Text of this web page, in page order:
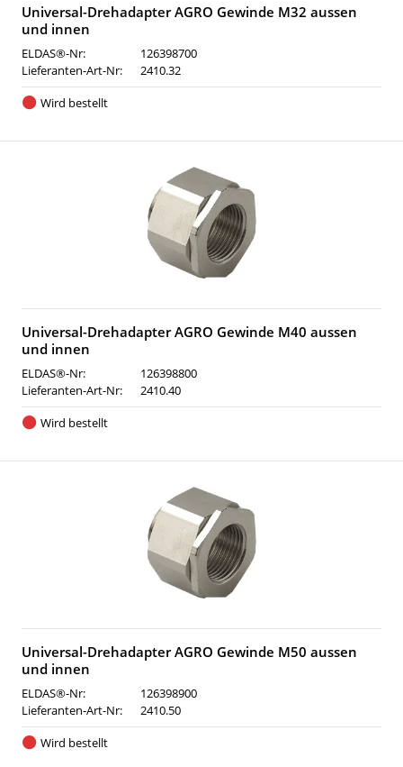
Universal-Drehadapter AGRO Gewinde M32 aussen
und innen
ELDAS®-Nr:
126398700
Lieferanten-Art-Nr:
2410.32
Wird bestellt
Universal-Drehadapter AGRO Gewinde M40 aussen
und innen
ELDAS®-Nr:
126398800
Lieferanten-Art-Nr:
2410.40
Wird bestellt
Universal-Drehadapter AGRO Gewinde M50 aussen
und innen
ELDAS®-Nr:
126398900
Lieferanten-Art-Nr:
2410.50
Wird bestellt